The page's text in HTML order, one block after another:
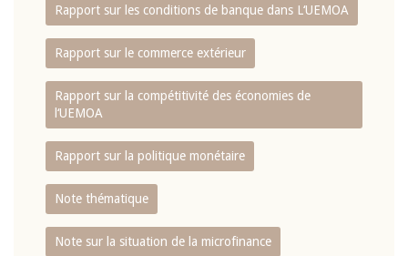
Rapport sur les conditions de banque dans L‘UEMOA
Rapport sur le commerce extérieur
Rapport sur la compétitivité des économies de
l‘UEMOA
Rapport sur la politique monétaire
Note thématique
Note sur la situation de la microfinance